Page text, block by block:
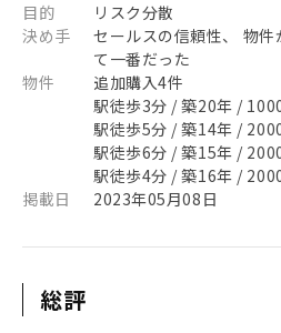
目的
リスク分散
決め手
セールスの信頼性、 物
て一番だった
物件
追加購入4件
駅徒歩3分 / 築20年 /
駅徒歩5分 / 築14年 /
駅徒歩6分 / 築15年 /
駅徒歩4分 / 築16年 /
掲載日
2023年05月08日
総評